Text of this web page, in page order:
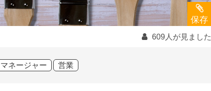
保存
609人が見ました
マネージャー 営業